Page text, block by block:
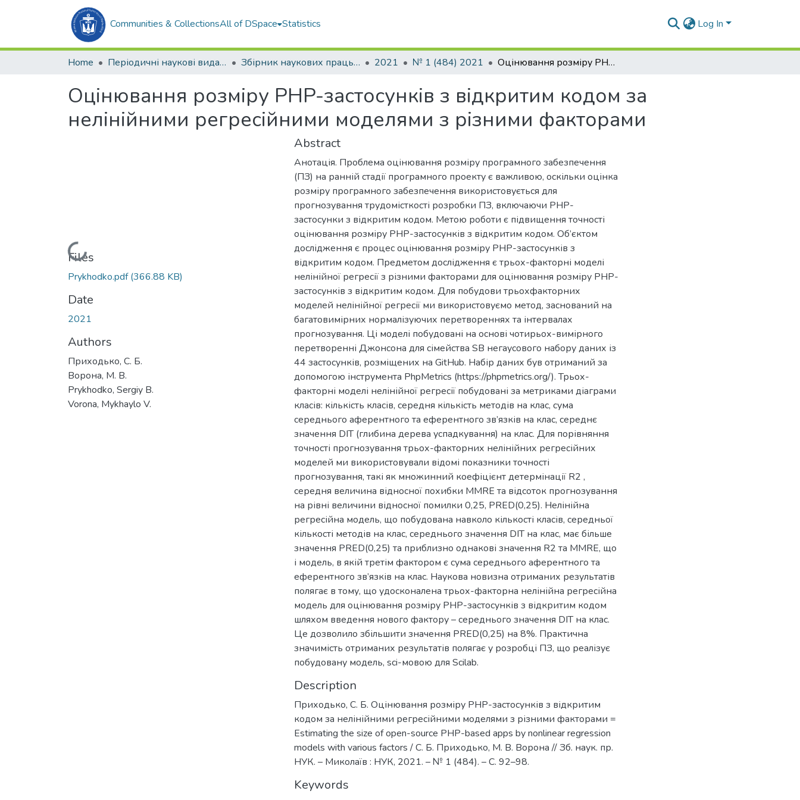
Communities & CollectionsAll of DSpace Statistics Log In
Home Періодичні наукові видання Збірник наукових праць НУК 2021 № 1 (484) 2021 Оцінювання розміру PHP-застосунків з відкритим кодом за нелінійними регресійними моделями з різними факторами
Оцінювання розміру PHP-застосунків з відкритим кодом за
нелінійними регресійними моделями з різними факторами
Loading...
Files
Prykhodko.pdf(366.88 KB)
Date
2021
Authors
Приходько, С. Б.
Ворона, М. В.
Prykhodko, Sergiy B.
Vorona, Mykhaylo V.
Abstract
Анотація. Проблема оцінювання розміру програмного забезпечення
(ПЗ) на ранній стадії програмного проекту є важливою, оскільки оцінка
розміру програмного забезпечення використовується для
прогнозування трудомісткості розробки ПЗ, включаючи PHP-
застосунки з відкритим кодом. Метою роботи є підвищення точності
оцінювання розміру PHP-застосунків з відкритим кодом. Об’єктом
дослідження є процес оцінювання розміру PHP-застосунків з
відкритим кодом. Предметом дослідження є трьох-факторні моделі
нелінійної регресії з різними факторами для оцінювання розміру PHP-
застосунків з відкритим кодом. Для побудови трьохфакторних
моделей нелінійної регресії ми використовуємо метод, заснований на
багатовимірних нормалізуючих перетвореннях та інтервалах
прогнозування. Ці моделі побудовані на основі чотирьох-вимірного
перетворенні Джонсона для сімейства SB негаусового набору даних із
44 застосунків, розміщених на GitHub. Набір даних був отриманий за
допомогою інструмента PhpMetrics (https://phpmetrics.org/). Трьох-
факторні моделі нелінійної регресії побудовані за метриками діаграми
класів: кількість класів, середня кількість методів на клас, сума
середнього аферентного та еферентного зв’язків на клас, середнє
значення DIT (глибина дерева успадкування) на клас. Для порівняння
точності прогнозування трьох-факторних нелінійних регресійних
моделей ми використовували відомі показники точності
прогнозування, такі як множинний коефіцієнт детермінації R2 ,
середня величина відносної похибки MMRE та відсоток прогнозування
на рівні величини відносної помилки 0,25, PRED(0,25). Нелінійна
регресійна модель, що побудована навколо кількості класів, середньої
кількості методів на клас, середнього значення DIT на клас, має більше
значення PRED(0,25) та приблизно однакові значення R2 та MMRE, що
і модель, в якій третім фактором є сума середнього аферентного та
еферентного зв’язків на клас. Наукова новизна отриманих результатів
полягає в тому, що удосконалена трьох-факторна нелінійна регресійна
модель для оцінювання розміру PHP-застосунків з відкритим кодом
шляхом введення нового фактору – середнього значення DIT на клас.
Це дозволило збільшити значення PRED(0,25) на 8%. Практична
значимість отриманих результатів полягає у розробці ПЗ, що реалізує
побудовану модель, sci-мовою для Scilab.
Description
Приходько, С. Б. Оцінювання розміру PHP-застосунків з відкритим
кодом за нелінійними регресійними моделями з різними факторами =
Estimating the size of open-source PHP-based apps by nonlinear regression
models with various factors / С. Б. Приходько, М. В. Ворона // Зб. наук. пр.
НУК. – Миколаїв : НУК, 2021. – № 1 (484). – С. 92–98.
Keywords